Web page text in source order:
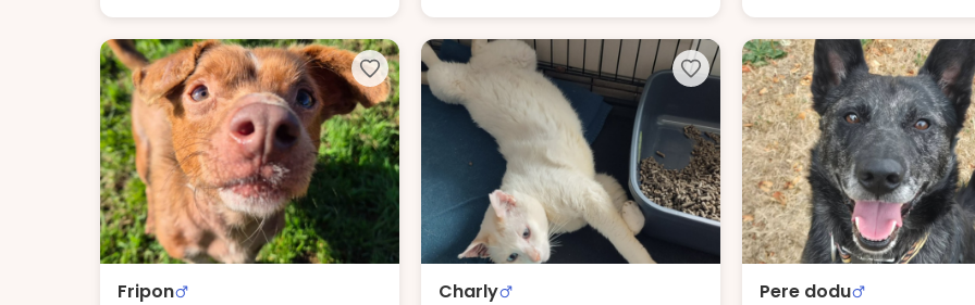
Fripon Charly Pere dodu